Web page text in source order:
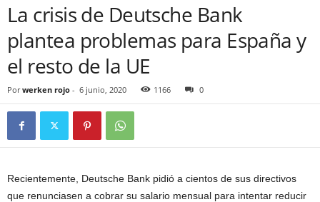
La crisis de Deutsche Bank
plantea problemas para España y
el resto de la UE
Por werken rojo - 6 junio, 2020 1166 0
Recientemente, Deutsche Bank pidió a cientos de sus directivos
que renunciasen a cobrar su salario mensual para intentar reducir